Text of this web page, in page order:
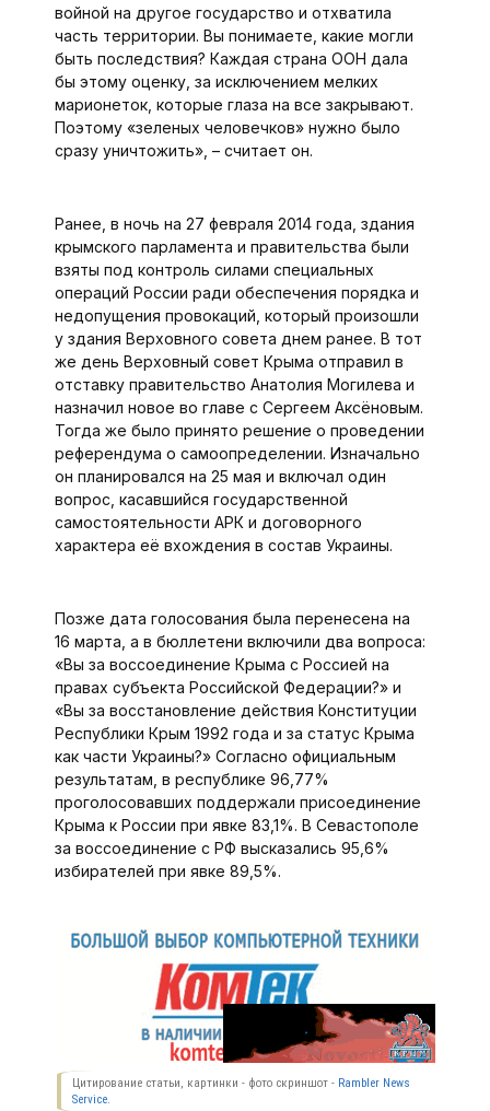
войной на другое государство и отхватила
часть территории. Вы понимаете, какие могли
быть последствия? Каждая страна ООН дала
бы этому оценку, за исключением мелких
марионеток, которые глаза на все закрывают.
Поэтому «зеленых человечков» нужно было
сразу уничтожить», – считает он.
Ранее, в ночь на 27 февраля 2014 года, здания
крымского парламента и правительства были
взяты под контроль силами специальных
операций России ради обеспечения порядка и
недопущения провокаций, который произошли
у здания Верховного совета днем ранее. В тот
же день Верховный совет Крыма отправил в
отставку правительство Анатолия Могилева и
назначил новое во главе с Сергеем Аксёновым.
Тогда же было принято решение о проведении
референдума о самоопределении. Изначально
он планировался на 25 мая и включал один
вопрос, касавшийся государственной
самостоятельности АРК и договорного
характера её вхождения в состав Украины.
Позже дата голосования была перенесена на
16 марта, а в бюллетени включили два вопроса:
«Вы за воссоединение Крыма с Россией на
правах субъекта Российской Федерации?» и
«Вы за восстановление действия Конституции
Республики Крым 1992 года и за статус Крыма
как части Украины?» Согласно официальным
результатам, в республике 96,77%
проголосовавших поддержали присоединение
Крыма к России при явке 83,1%. В Севастополе
за воссоединение с РФ высказались 95,6%
избирателей при явке 89,5%.
Цитирование статьи, картинки - фото скриншот - Rambler News
Service.